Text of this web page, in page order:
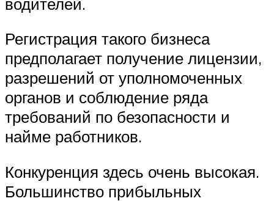
Регистрация такого бизнеса
предполагает получение лицензии,
разрешений от уполномоченных
органов и соблюдение ряда
требований по безопасности и
найме работников.
Конкуренция здесь очень высокая.
Большинство прибыльных